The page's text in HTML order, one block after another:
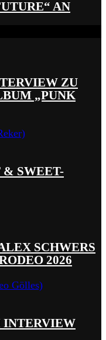
AN
ZU
„PUNK
& SWEET-
SCHWERS
2026